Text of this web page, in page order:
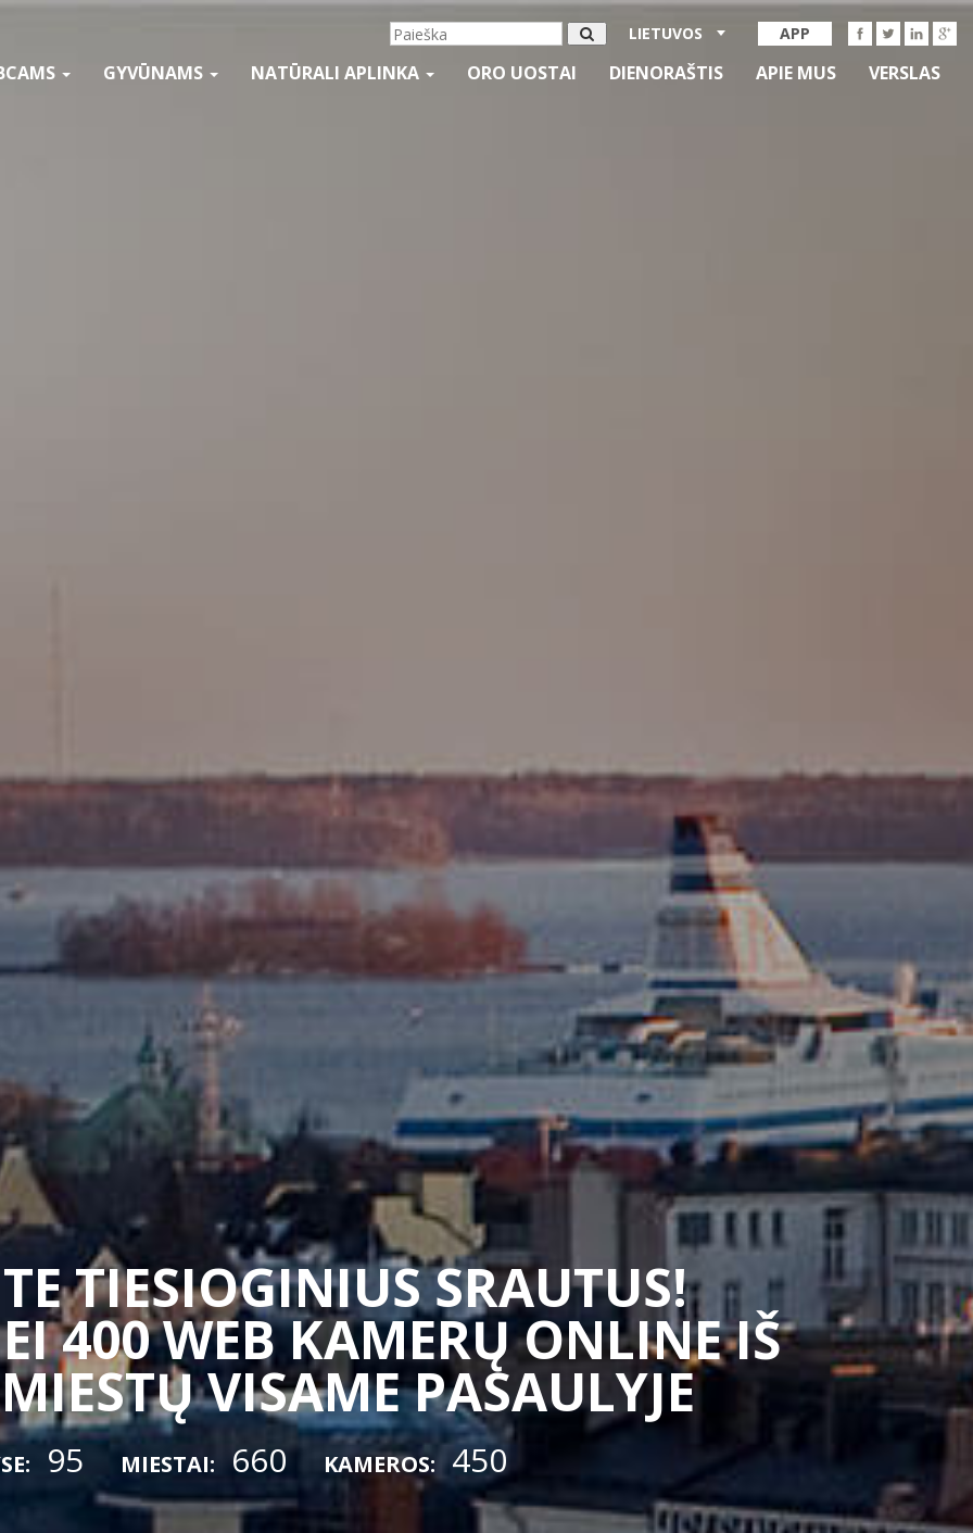
APP
LIETUVOS
GYVŪNAMS NATŪRALI APLINKA ORO UOSTAI DIENORAŠTIS APIE MUS VERSLAS
TIESIOGINIUS SRAUTUS!
400 WEB KAMERŲ ONLINE IŠ
VISAME PASAULYJE
95 MIESTAI: 660 KAMEROS: 450